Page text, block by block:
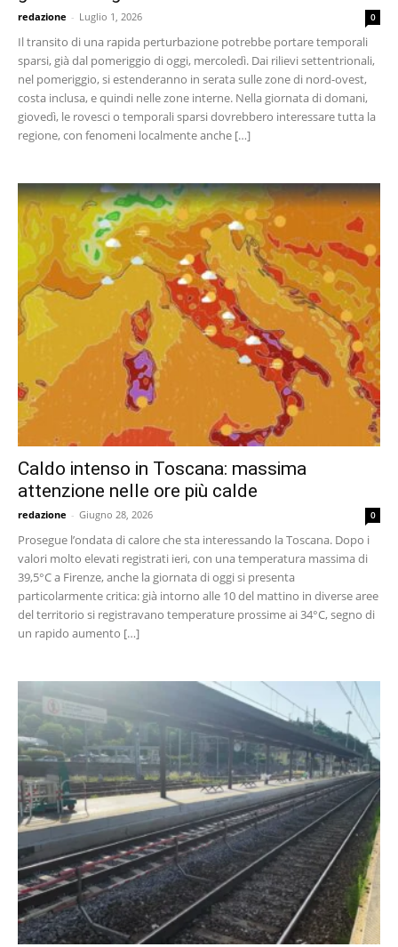
redazione - Luglio 1, 2026 0
Il transito di una rapida perturbazione potrebbe portare temporali
sparsi, già dal pomeriggio di oggi, mercoledì. Dai rilievi settentrionali,
nel pomeriggio, si estenderanno in serata sulle zone di nord-ovest,
costa inclusa, e quindi nelle zone interne. Nella giornata di domani,
giovedì, le rovesci o temporali sparsi dovrebbero interessare tutta la
regione, con fenomeni localmente anche […]
Caldo intenso in Toscana: massima
attenzione nelle ore più calde
redazione - Giugno 28, 2026 0
Prosegue l’ondata di calore che sta interessando la Toscana. Dopo i
valori molto elevati registrati ieri, con una temperatura massima di
39,5°C a Firenze, anche la giornata di oggi si presenta
particolarmente critica: già intorno alle 10 del mattino in diverse aree
del territorio si registravano temperature prossime ai 34°C, segno di
un rapido aumento […]